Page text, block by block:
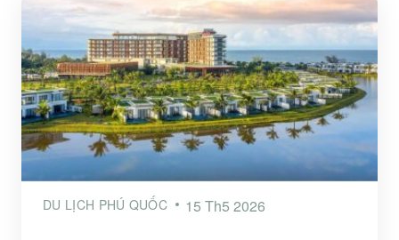
DU LỊCH PHÚ QUỐC 15 Th5 2026